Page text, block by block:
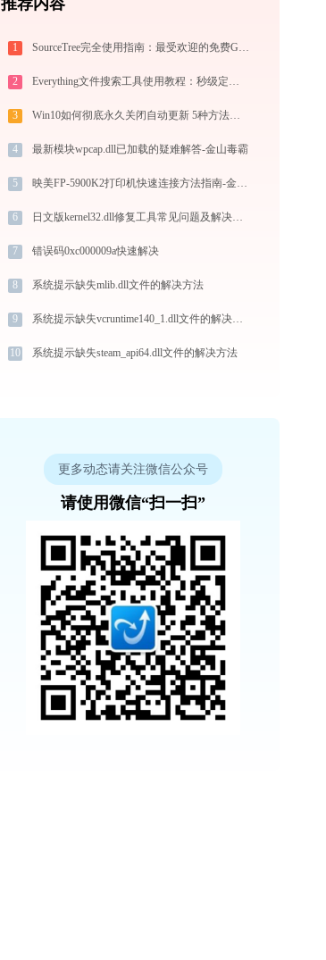
推荐内容
1 SourceTree完全使用指南：最受欢迎的免费Git GUI客户端从入门到精通（2026最新）
2 Everything文件搜索工具使用教程：秒级定位电脑任意文件的高效搜索神器
3 Win10如何彻底永久关闭自动更新 5种方法教你永久关闭win10自动更新
4 最新模块wpcap.dll已加载的疑难解答-金山毒霸
5 映美FP-5900K2打印机快速连接方法指南-金山毒霸
6 日文版kernel32.dll修复工具常见问题及解决方法
7 错误码0xc000009a快速解决
8 系统提示缺失mlib.dll文件的解决方法
9 系统提示缺失vcruntime140_1.dll文件的解决方法
10 系统提示缺失steam_api64.dll文件的解决方法
更多动态请关注微信公众号
请使用微信“扫一扫”